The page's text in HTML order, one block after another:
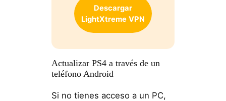
Descargar
LightXtreme VPN
Actualizar PS4 a través de un
teléfono Android
Si no tienes acceso a un PC,